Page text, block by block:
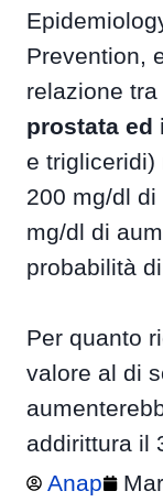
Prevention,
relazione tra
prostata
e trigliceridi)
200 mg/dl
mg/dl di
probabilità
Per quanto
valore al di
addirittura il
Anap